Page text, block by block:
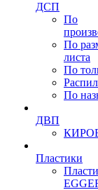
ДСП
По
По
листа
По
По
ДВП
Пластики